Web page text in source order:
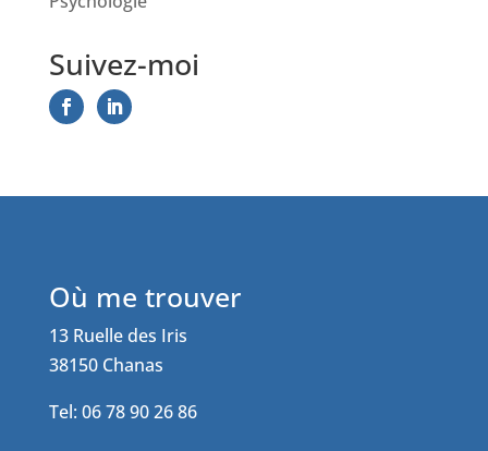
Suivez-moi
Où me trouver
13 Ruelle des Iris
38150 Chanas
Tel: 06 78 90 26 86